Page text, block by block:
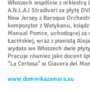
Włoszech wspólnie z orkiestrą
A.N.L.A.I Stradivari za płytę
New Jersey z Baroque
kompozytor z Watykanu,
Manual Pomce, uchodzącej
Łacińskiej, wraz z pianistą
wydała we Włoszech dwie
Pracuje równiez jako docent
“La Certosa” w Giavera del
www.dominikazamara.eu